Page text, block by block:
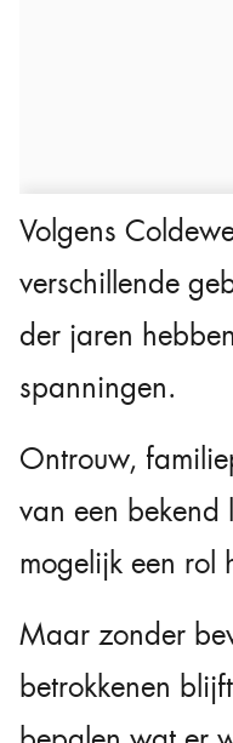
Volgens
verschillende
der jaren
spanningen.
Ontrouw,
van een
mogelijk een rol
Maar zonder
betrokkenen